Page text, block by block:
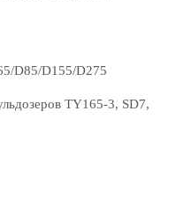
D85/D155/D275
TY165-3, SD7,